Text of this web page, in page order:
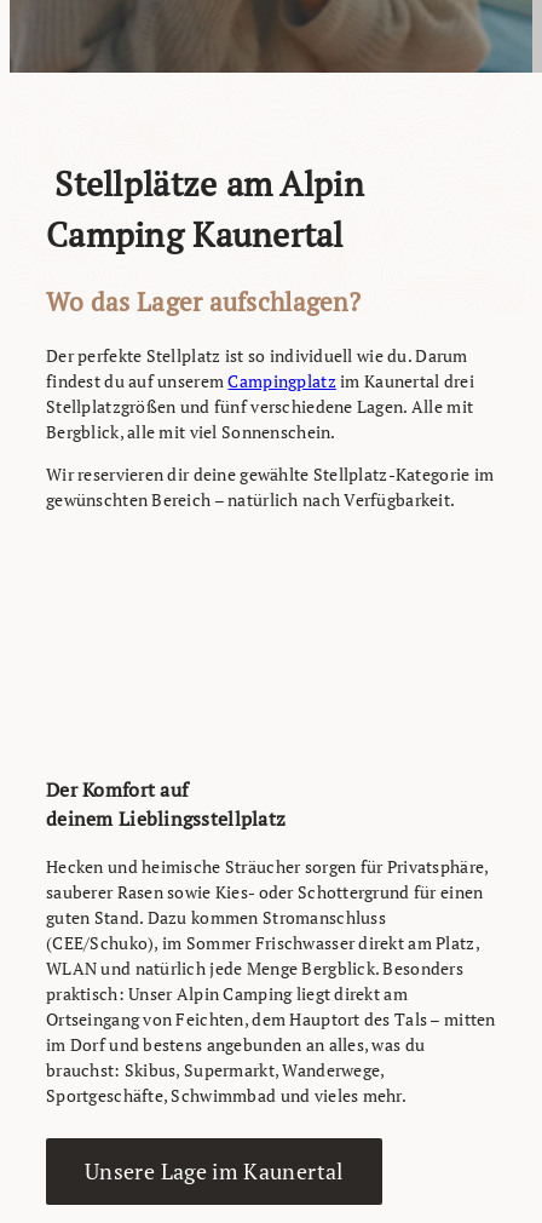
Stellplätze am Alpin
Camping Kaunertal
Wo das Lager aufschlagen?
Der perfekte Stellplatz ist so individuell wie du. Darum
findest du auf unseremCampingplatz im Kaunertal drei
Stellplatzgrößen und fünf verschiedene Lagen. Alle mit
Bergblick, alle mit viel Sonnenschein.
Wir reservieren dir deine gewählte Stellplatz-Kategorie im
gewünschten Bereich – natürlich nach Verfügbarkeit.
Der Komfort auf
deinem Lieblingsstellplatz
Hecken und heimische Sträucher sorgen für Privatsphäre,
sauberer Rasen sowie Kies- oder Schottergrund für einen
guten Stand. Dazu kommen Stromanschluss
(CEE/Schuko), im Sommer Frischwasser direkt am Platz,
WLAN und natürlich jede Menge Bergblick. Besonders
praktisch: Unser Alpin Camping liegt direkt am
Ortseingang von Feichten, dem Hauptort des Tals – mitten
im Dorf und bestens angebunden an alles, was du
brauchst: Skibus, Supermarkt, Wanderwege,
Sportgeschäfte, Schwimmbad und vieles mehr.
Unsere Lage im Kaunertal